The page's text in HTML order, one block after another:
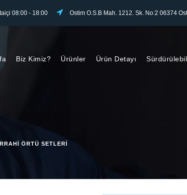
08:00 - 18:00 Ostim O.S.B Mah. 1212. Sk. No:2 06374
Biz Kimiz? Ürünler Ürün Detayı
ÖRTÜ SETLERI